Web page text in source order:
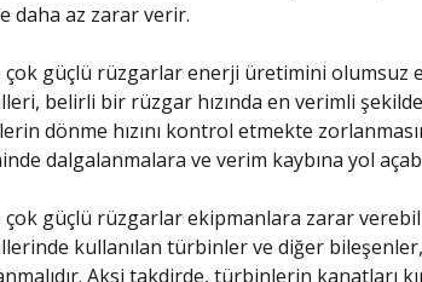
daha az zarar verir.
çok güçlü rüzgarlar enerji üretimini olumsuz
belirli bir rüzgar hızında en verimli
dönme hızını kontrol etmekte
dalgalanmalara ve verim kaybına yol
çok güçlü rüzgarlar ekipmanlara zarar
kullanılan türbinler ve diğer bileşenler,
Aksi takdirde, türbinlerin kanatları